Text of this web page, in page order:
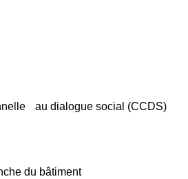
au dialogue social (CCDS)
du bâtiment